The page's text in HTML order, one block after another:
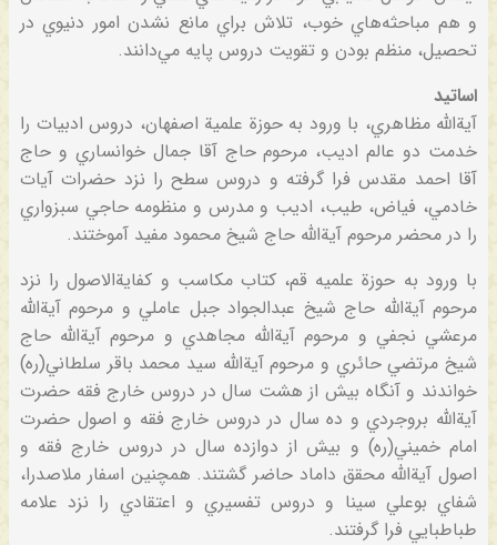
و هم‌ مباحثه‌هاي‌ خوب‌، تلاش‌ براي‌ مانع‌ نشدن‌ امور دنيوي‌ در
تحصيل‌، منظم‌ بودن‌ و تقويت‌ دروس‌ پايه‌ مي‌دانند.
اساتيد
آية‌الله‌ مظاهري‌، با ورود به‌ حوزة‌ علمية‌ اصفهان‌، دروس‌ ادبيات‌ را
خدمت‌ دو عالم‌ اديب‌، مرحوم‌ حاج‌ آقا جمال‌ خوانساري‌ و حاج‌
آقا احمد مقدس‌ فرا گرفته‌ و دروس‌ سطح‌ را نزد حضرات‌ آيات‌
خادمي‌، فياض‌، طيب‌، اديب‌ و مدرس‌ و منظومه‌ حاجي‌ سبزواري‌
را در محضر مرحوم‌ آية‌الله‌ حاج‌ شيخ‌ محمود مفيد آموختند.
با ورود به‌ حوزة‌ علميه‌ قم‌، كتاب‌ مكاسب‌ و كفاية‌الاصول‌ را نزد
مرحوم‌ آية‌الله‌ حاج‌ شيخ‌ عبدالجواد جبل‌ عاملي‌ و مرحوم‌ آية‌الله‌
مرعشي‌ نجفي‌ و مرحوم‌ آية‌الله‌ مجاهدي‌ و مرحوم‌ آية‌الله‌ حاج‌
شيخ‌ مرتضي‌ حائري‌ و مرحوم‌ آية‌الله‌ سيد محمد باقر سلطاني‌(ره‌)
خواندند و آنگاه‌ بيش‌ از هشت‌ سال‌ در دروس‌ خارج‌ فقه‌ حضرت‌
آية‌الله‌ بروجردي‌ و ده‌ سال‌ در دروس‌ خارج‌ فقه‌ و اصول‌ حضرت‌
امام‌ خميني‌(ره‌) و بيش‌ از دوازده‌ سال‌ در دروس‌ خارج‌ فقه‌ و
اصول‌ آية‌الله‌ محقق‌ داماد حاضر گشتند. همچنين‌ اسفار ملاصدرا،
شفاي‌ بوعلي‌ سينا و دروس‌ تفسيري‌ و اعتقادي‌ را نزد علامه‌
طباطبايي‌ فرا گرفتند.